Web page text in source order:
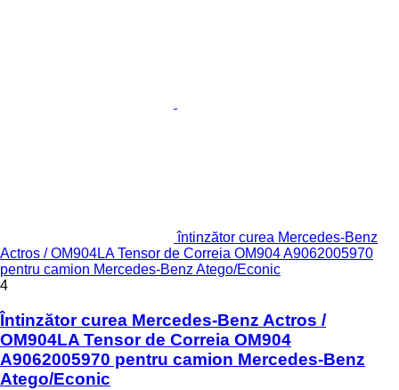
întinzător curea Mercedes-Benz
Actros / OM904LA Tensor de Correia OM904 A9062005970
pentru camion Mercedes-Benz Atego/Econic
4
Întinzător curea Mercedes-Benz Actros /
OM904LA Tensor de Correia OM904
A9062005970 pentru camion Mercedes-Benz
Atego/Econic